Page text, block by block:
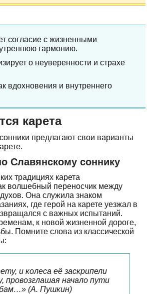
согласие с жизненными
гармонию.
о неуверенности и страхе
вдохновения и внутреннего
карета
предлагают свои варианты
Славянскому соннику
традициях карета
волшебный переносчик между
Она служила знаком
где герой на карете уезжал в
с важных испытаний.
к новой жизненной дороге,
Помните слова из классической
и колеса её заскрипели
провозглашая начало пути
(А. Пушкин)